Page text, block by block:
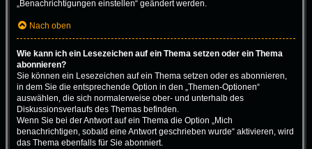
„Benachrichtigungen einstellen“ geändert werden.
Nach oben
Wie kann ich ein Lesezeichen auf ein Thema setzen oder ein Thema
abonnieren?
Sie können ein Lesezeichen auf ein Thema setzen oder es abonnieren,
in dem Sie die entsprechende Option in den „Themen-Optionen“
auswählen, die sich normalerweise ober- und unterhalb des
Diskussionsverlaufs des Themas befinden.
Wenn Sie bei der Antwort auf ein Thema die Option „Mich
benachrichtigen, sobald eine Antwort geschrieben wurde“ aktivieren, wird
das Thema ebenfalls für Sie abonniert.